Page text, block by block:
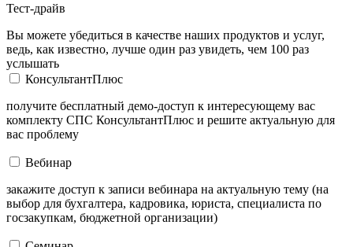
Тест-драйв
Вы можете убедиться в качестве наших продуктов и услуг,
ведь, как известно, лучше один раз увидеть, чем 100 раз
услышать
КонсультантПлюс
получите бесплатный демо-доступ к интересующему вас
комплекту СПС КонсультантПлюс и решите актуальную для
вас проблему
Вебинар
закажите доступ к записи вебинара на актуальную тему (на
выбор для бухгалтера, кадровика, юриста, специалиста по
госзакупкам, бюджетной организации)